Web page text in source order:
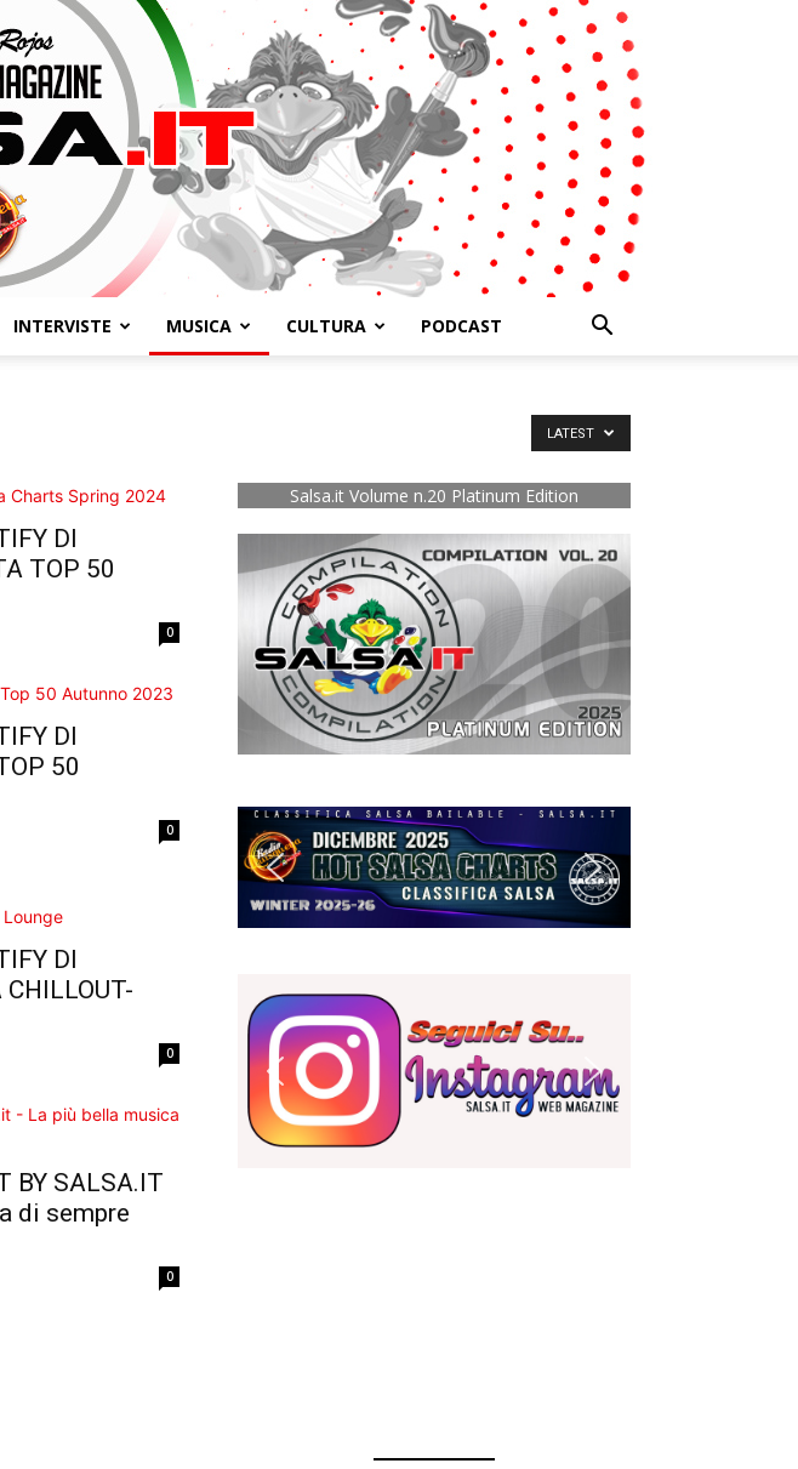
INTERVISTE MUSICA CULTURA PODCAST
LATEST
DI
TOP 50
0
DI
50
0
DI
0
BY SALSA.IT
di sempre
0
Salsa.it Volume n.20 Platinum Edition